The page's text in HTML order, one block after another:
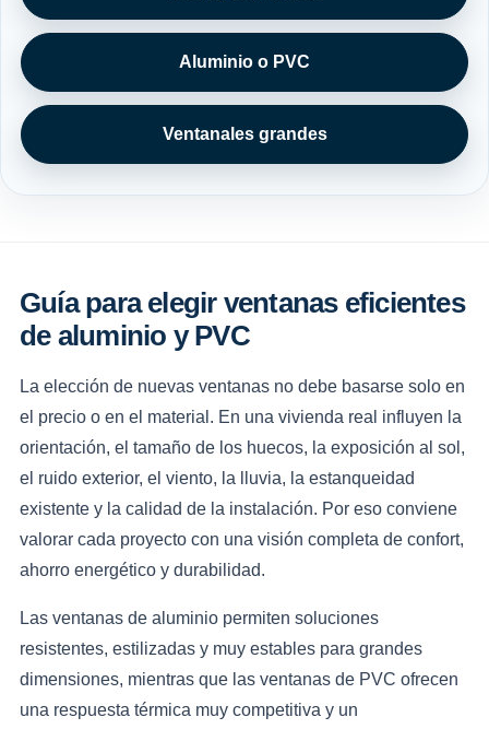
Aluminio o PVC
Ventanales grandes
Guía para elegir ventanas eficientes
de aluminio y PVC
La elección de nuevas ventanas no debe basarse solo en
el precio o en el material. En una vivienda real influyen la
orientación, el tamaño de los huecos, la exposición al sol,
el ruido exterior, el viento, la lluvia, la estanqueidad
existente y la calidad de la instalación. Por eso conviene
valorar cada proyecto con una visión completa de confort,
ahorro energético y durabilidad.
Las ventanas de aluminio permiten soluciones
resistentes, estilizadas y muy estables para grandes
dimensiones, mientras que las ventanas de PVC ofrecen
una respuesta térmica muy competitiva y un